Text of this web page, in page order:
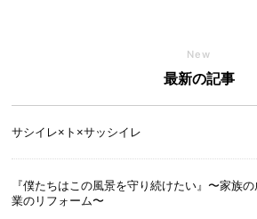
New
最新の記事
サシイレ×ト×サッシイレ
『僕たちはこの風景を守り続けたい』〜家族
業のリフォーム〜